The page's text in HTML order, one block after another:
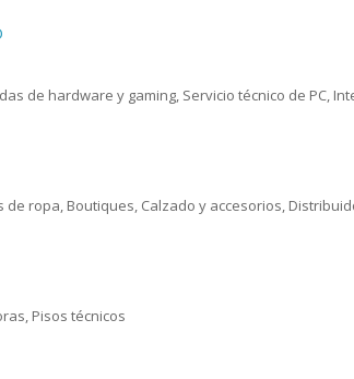
de hardware y gaming, Servicio técnico de PC,
ropa, Boutiques, Calzado y accesorios,
Pisos técnicos